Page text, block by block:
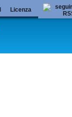
Licenza